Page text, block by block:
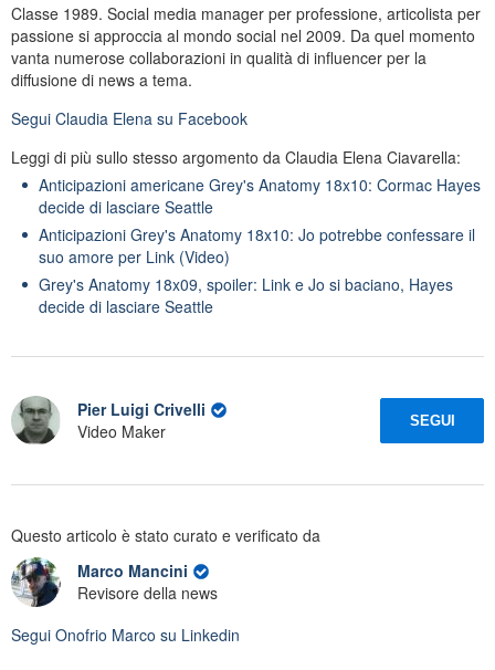
Classe 1989. Social media manager per professione, articolista per
passione si approccia al mondo social nel 2009. Da quel momento
vanta numerose collaborazioni in qualità di influencer per la
diffusione di news a tema.
Segui Claudia Elena su Facebook
Leggi di più sullo stesso argomento da Claudia Elena Ciavarella:
Anticipazioni americane Grey's Anatomy 18x10: Cormac Hayes
decide di lasciare Seattle
Anticipazioni Grey's Anatomy 18x10: Jo potrebbe confessare il
suo amore per Link (Video)
Grey's Anatomy 18x09, spoiler: Link e Jo si baciano, Hayes
decide di lasciare Seattle
Pier Luigi Crivelli
Video Maker
SEGUI
Questo articolo è stato curato e verificato da
Marco Mancini
Revisore della news
Segui Onofrio Marco su Linkedin